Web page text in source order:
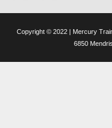
Copyright © 2022 | Mercury
6850